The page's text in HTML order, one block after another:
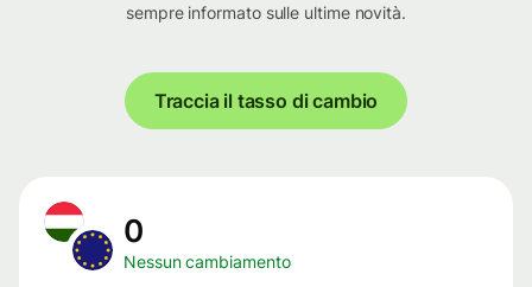
sempre informato sulle ultime novità.
Traccia il tasso di cambio
0
Nessun cambiamento